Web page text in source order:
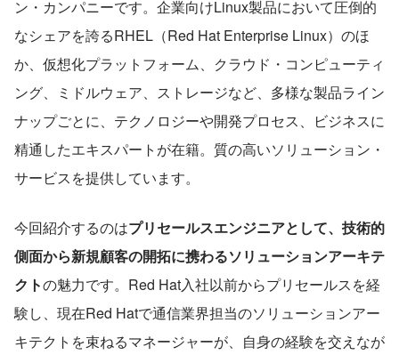
ン・カンパニーです。企業向けLinux製品において圧倒的
なシェアを誇るRHEL（Red Hat Enterprise Linux）のほ
か、仮想化プラットフォーム、クラウド・コンピューティ
ング、ミドルウェア、ストレージなど、多様な製品ライン
ナップごとに、テクノロジーや開発プロセス、ビジネスに
精通したエキスパートが在籍。質の高いソリューション・
サービスを提供しています。
今回紹介するのはプリセールスエンジニアとして、技術的
側面から新規顧客の開拓に携わるソリューションアーキテ
クトの魅力です。Red Hat入社以前からプリセールスを経
験し、現在Red Hatで通信業界担当のソリューションアー
キテクトを束ねるマネージャーが、自身の経験を交えなが